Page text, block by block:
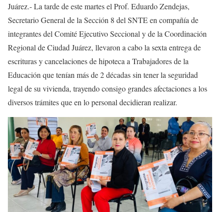
Juárez.- La tarde de este martes el Prof. Eduardo Zendejas,
Secretario General de la Sección 8 del SNTE en compañía de
integrantes del Comité Ejecutivo Seccional y de la Coordinación
Regional de Ciudad Juárez, llevaron a cabo la sexta entrega de
escrituras y cancelaciones de hipoteca a Trabajadores de la
Educación que tenían más de 2 décadas sin tener la seguridad
legal de su vivienda, trayendo consigo grandes afectaciones a los
diversos trámites que en lo personal decidieran realizar.